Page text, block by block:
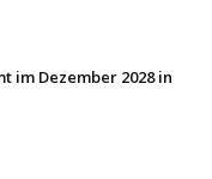
im Dezember 2028 in